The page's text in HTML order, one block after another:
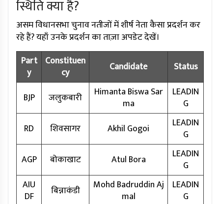
स्थिति क्या है?
असम विधानसभा चुनाव नतीजों में शीर्ष नेता कैसा प्रदर्शन कर
रहे हैं? यहाँ उनके प्रदर्शन का ताज़ा अपडेट देखें।
Part
y
Constituen
cy
Candidate Status
BJP जलुकबारी
Himanta Biswa Sar
ma
LEADIN
G
RD
शिवसागर Akhil Gogoi
LEADIN
G
AGP
बोकाखाट Atul Bora
LEADIN
G
AIU
DF
बिन्नाकंडी
Mohd Badruddin Aj
mal
LEADIN
G